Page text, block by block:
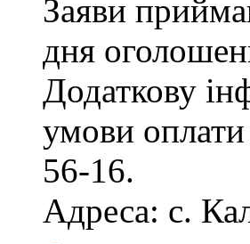
Заяви
дня
Додаткову
умови
56-16.
Адреса: с.